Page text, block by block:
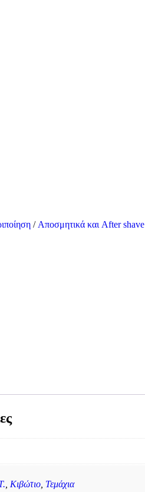
/ Αποσμητικά και After shave
Κιβώτιο Τεμάχια